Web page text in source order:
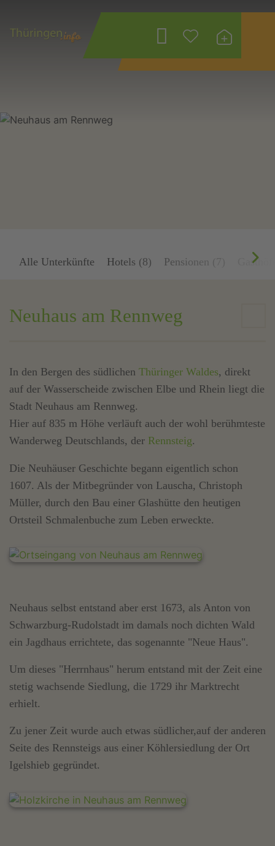
Wonach suchen
Alle Unterkünfte Hotels (8) Pensionen (7)
Neuhaus am Rennweg
In den Bergen des südlichen Thüringer Waldes, direkt
auf der Wasserscheide zwischen Elbe und Rhein liegt die
Stadt Neuhaus am Rennweg.
Hier auf 835 m Höhe verläuft auch der wohl berühmteste
Wanderweg Deutschlands, der Rennsteig.
Die Neuhäuser Geschichte begann eigentlich schon
1607. Als der Mitbegründer von Lauscha, Christoph
Müller, durch den Bau einer Glashütte den heutigen
Ortsteil Schmalenbuche zum Leben erweckte.
Neuhaus selbst entstand aber erst 1673, als Anton von
Schwarzburg-Rudolstadt im damals noch dichten Wald
ein Jagdhaus errichtete, das sogenannte "Neue Haus".
Um dieses "Herrnhaus" herum entstand mit der Zeit eine
stetig wachsende Siedlung, die 1729 ihr Marktrecht
erhielt.
Zu jener Zeit wurde auch etwas südlicher,auf der anderen
Seite des Rennsteigs aus einer Köhlersiedlung der Ort
Igelshieb gegründet.